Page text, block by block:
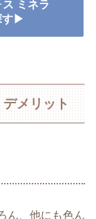
ミネラ
す▶
メリット
ん、他にも色ん